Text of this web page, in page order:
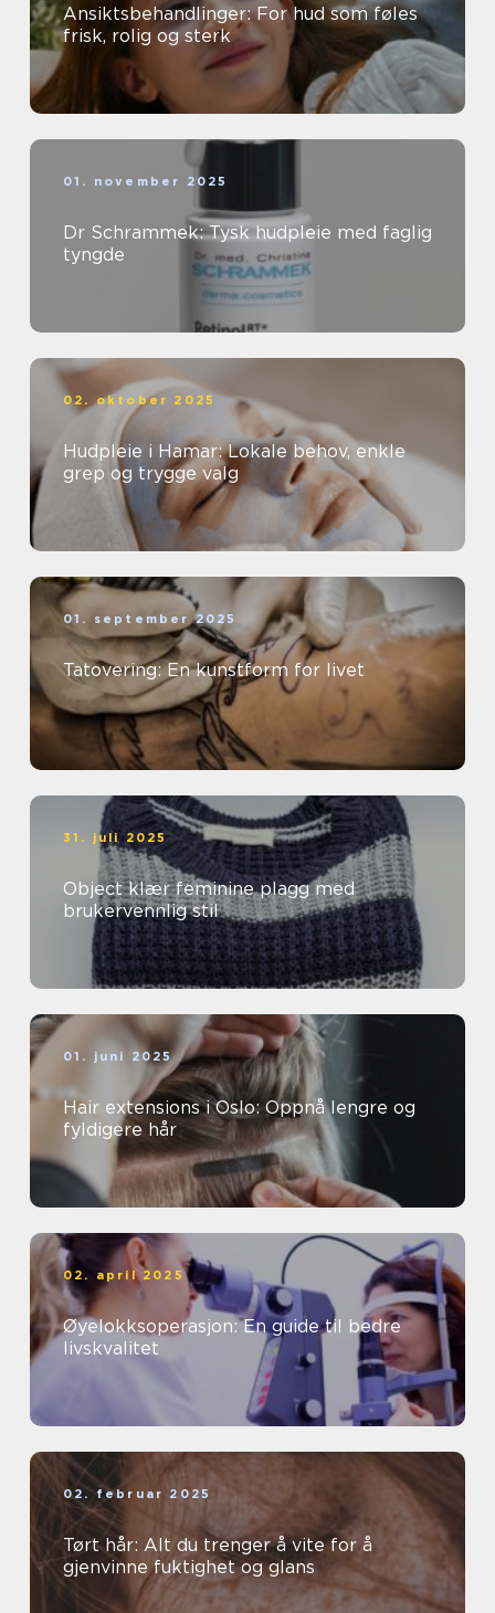
Ansiktsbehandlinger: For hud som føles
frisk, rolig og sterk
01. november 2025
Dr Schrammek: Tysk hudpleie med faglig
tyngde
02. oktober 2025
Hudpleie i Hamar: Lokale behov, enkle
grep og trygge valg
01. september 2025
Tatovering: En kunstform for livet
31. juli 2025
Object klær feminine plagg med
brukervennlig stil
01. juni 2025
Hair extensions i Oslo: Oppnå lengre og
fyldigere hår
02. april 2025
Øyelokksoperasjon: En guide til bedre
livskvalitet
02. februar 2025
Tørt hår: Alt du trenger å vite for å
gjenvinne fuktighet og glans